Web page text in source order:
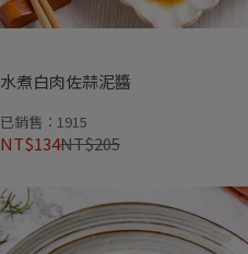
水煮白肉佐蒜泥醬
已銷售：1915
NT$134NT$205